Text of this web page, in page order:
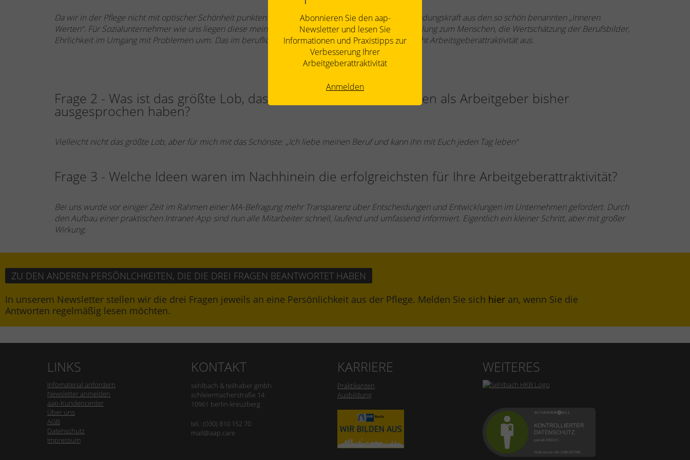
Da wir in der Pflege nicht mit optischer Schönheit punkten können, besteht diese Anziehung- und Bindungskraft aus den so schön benannten „Inneren
Werten“. Für Sozialunternehmer wie uns liegen diese meines Erachtens in der grundlegenden Einstellung zum Menschen, die Wertschätzung der Berufsbilder,
Ehrlichkeit im Umgang mit Problemen uvm. Das im beruflichen Alltag zu beachten und zu leben, macht Arbeitsgeberattraktivität aus.
Frage 2 - Was ist das größte Lob, das Ihre Mitarbeiter:innen Ihnen als Arbeitgeber bisher
ausgesprochen haben?
Vielleicht nicht das größte Lob, aber für mich mit das Schönste: „Ich liebe meinen Beruf und kann ihn mit Euch jeden Tag leben“
Frage 3 - Welche Ideen waren im Nachhinein die erfolgreichsten für Ihre Arbeitgeberattraktivität?
Bei uns wurde vor einiger Zeit im Rahmen einer MA-Befragung mehr Transparenz über Entscheidungen und Entwicklungen im Unternehmen gefordert. Durch
den Aufbau einer praktischen Intranet-App sind nun alle Mitarbeiter schnell, laufend und umfassend informiert. Eigentlich ein kleiner Schritt, aber mit großer
Wirkung.
ZU DEN ANDEREN PERSÖNLCHKEITEN, DIE DIE DREI FRAGEN BEANTWORTET HABEN
In unserem Newsletter stellen wir die drei Fragen jeweils an eine Persönlichkeit aus der Pflege. Melden Sie sich hier an, wenn Sie die
Antworten regelmäßig lesen möchten.
LINKS
Infomaterial anfordern
Newsletter anmelden
aap-Kundencenter
Über uns
AGB
Datenschutz
Impressum
KONTAKT
sehlbach & teilhaber gmbh
schleiermacherstraße 14
10961 berlin-kreuzberg
tel.: (030) 810 152 70
mail@aap.care
KARRIERE
Praktikanten
Ausbildung
WEITERES
Abonnieren Sie den aap-
Newsletter und lesen Sie
Informationen und Praxistipps zur
Verbesserung Ihrer
Arbeitgeberattraktivität
Anmelden